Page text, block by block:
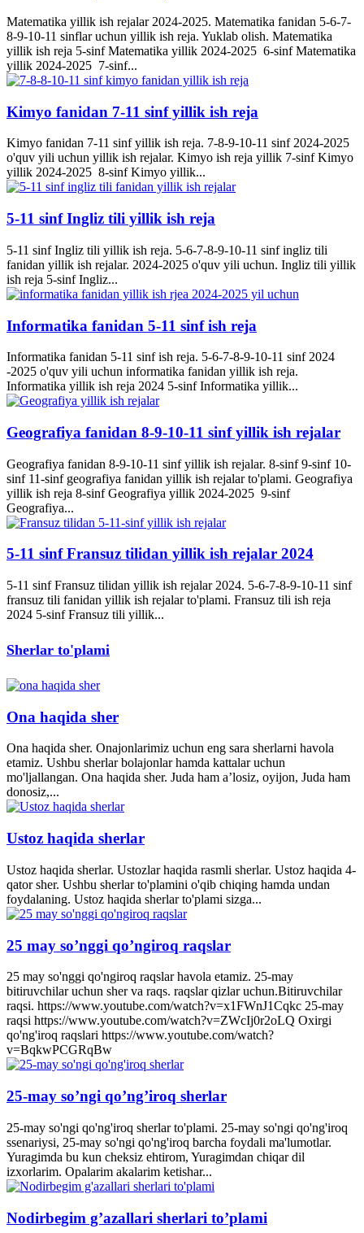
Matematika yillik ish rejalar 2024-2025. Matematika fanidan 5-6-7-
8-9-10-11 sinflar uchun yillik ish reja. Yuklab olish. Matematika
yillik ish reja 5-sinf Matematika yillik 2024-2025 6-sinf Matematika
yillik 2024-2025 7-sinf...
Kimyo fanidan 7-11 sinf yillik ish reja
Kimyo fanidan 7-11 sinf yillik ish reja. 7-8-9-10-11 sinf 2024-2025
o'quv yili uchun yillik ish rejalar. Kimyo ish reja yillik 7-sinf Kimyo
yillik 2024-2025 8-sinf Kimyo yillik...
5-11 sinf Ingliz tili yillik ish reja
5-11 sinf Ingliz tili yillik ish reja. 5-6-7-8-9-10-11 sinf ingliz tili
fanidan yillik ish rejalar. 2024-2025 o'quv yili uchun. Ingliz tili yillik
ish reja 5-sinf Ingliz...
Informatika fanidan 5-11 sinf ish reja
Informatika fanidan 5-11 sinf ish reja. 5-6-7-8-9-10-11 sinf 2024
-2025 o'quv yili uchun informatika fanidan yillik ish reja.
Informatika yillik ish reja 2024 5-sinf Informatika yillik...
Geografiya fanidan 8-9-10-11 sinf yillik ish rejalar
Geografiya fanidan 8-9-10-11 sinf yillik ish rejalar. 8-sinf 9-sinf 10-
sinf 11-sinf geografiya fanidan yillik ish rejalar to'plami. Geografiya
yillik ish reja 8-sinf Geografiya yillik 2024-2025 9-sinf
Geografiya...
5-11 sinf Fransuz tilidan yillik ish rejalar 2024
5-11 sinf Fransuz tilidan yillik ish rejalar 2024. 5-6-7-8-9-10-11 sinf
fransuz tili fanidan yillik ish rejalar to'plami. Fransuz tili ish reja
2024 5-sinf Fransuz tili yillik...
Sherlar to'plami
Ona haqida sher
Ona haqida sher. Onajonlarimiz uchun eng sara sherlarni havola
etamiz. Ushbu sherlar bolajonlar hamda kattalar uchun
mo'ljallangan. Ona haqida sher. Juda ham a’losiz, oyijon, Juda ham
donosiz,...
Ustoz haqida sherlar
Ustoz haqida sherlar. Ustozlar haqida rasmli sherlar. Ustoz haqida 4-
qator sher. Ushbu sherlar to'plamini o'qib chiqing hamda undan
foydalaning. Ustoz haqida sherlar to'plami sizga...
25 may so’nggi qo’ngiroq raqslar
25 may so'nggi qo'ngiroq raqslar havola etamiz. 25-may
bitiruvchilar uchun sher va raqs. raqslar qizlar uchun.Bitiruvchilar
raqsi. https://www.youtube.com/watch?v=x1FWnJ1Cqkc 25-may
raqsi https://www.youtube.com/watch?v=ZWcIj0r2oLQ Oxirgi
qo'ng'iroq raqslari https://www.youtube.com/watch?
v=BqkwPCGRqBw
25-may so’ngi qo’ng’iroq sherlar
25-may so'ngi qo'ng'iroq sherlar to'plami. 25-may so'ngi qo'ng'iroq
ssenariysi, 25-may so'ngi qo'ng'iroq barcha foydali ma'lumotlar.
Yuragimda bu kun cheksiz ehtirom, Yuragimdan chiqar dil
izxorlarim. Opalarim akalarim ketishar...
Nodirbegim g’azallari sherlari to’plami